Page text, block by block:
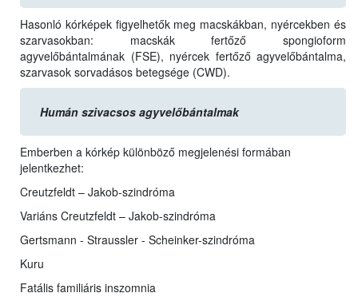
Hasonló kórképek figyelhetők meg macskákban, nyércekben és
szarvasokban: macskák fertőző spongioform
agyvelőbántalmának (FSE), nyércek fertőző agyvelőbántalma,
szarvasok sorvadásos betegsége (CWD).
Humán szivacsos agyvelőbántalmak
Emberben a kórkép különböző megjelenési formában
jelentkezhet:
Creutzfeldt – Jakob-szindróma
Variáns Creutzfeldt – Jakob-szindróma
Gertsmann - Straussler - Scheinker-szindróma
Kuru
Fatális familiáris inszomnia